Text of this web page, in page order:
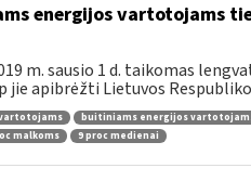
energijos vartotojams
m. sausio 1 d. taikomas
apibrėžti Lietuvos
buitiniams energijos
malkoms 9 proc medienai